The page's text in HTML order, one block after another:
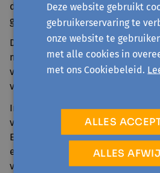
door overheid en school. Veel
gevoel.
De coronaregels op school
minute, zonder veel uitleg of
van mondmaskers leken andere
vroegen we ons af wat het nut was.
In de eerste lockdown konden de
vertellen of we nu wel of geen
En dan kregen we opeens twee
examenplanning. Dat gebeurt
vooraf. We kregen vorig
Deze website gebruikt
gebruikerservaring te
onze website te
met alle cookies in
met ons Cookiebeleid.
ALLES
ALLES